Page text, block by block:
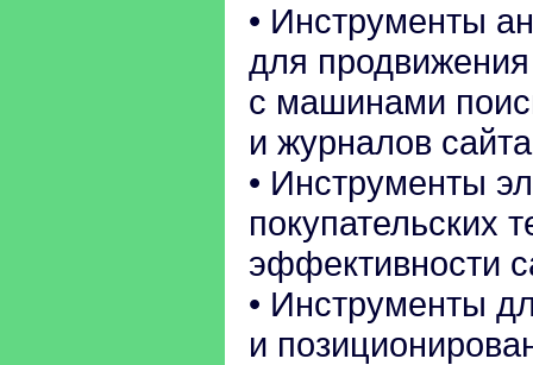
• Инструменты
для продвижения
с машинами
и журналов
• Инструменты
покупательских
эффективности
• Инструменты
и